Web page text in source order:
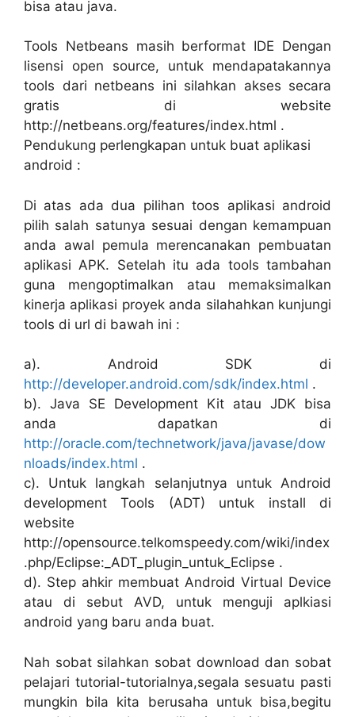
bisa atau java.
Tools Netbeans masih berformat IDE Dengan
lisensi open source, untuk mendapatakannya
tools dari netbeans ini silahkan akses secara
gratis di website
http://netbeans.org/features/index.html .
Pendukung perlengkapan untuk buat aplikasi
android :
Di atas ada dua pilihan toos aplikasi android
pilih salah satunya sesuai dengan kemampuan
anda awal pemula merencanakan pembuatan
aplikasi APK. Setelah itu ada tools tambahan
guna mengoptimalkan atau memaksimalkan
kinerja aplikasi proyek anda silahahkan kunjungi
tools di url di bawah ini :
a). Android SDK di
http://developer.android.com/sdk/index.html .
b). Java SE Development Kit atau JDK bisa
anda dapatkan di
http://oracle.com/technetwork/java/javase/dow
nloads/index.html .
c). Untuk langkah selanjutnya untuk Android
development Tools (ADT) untuk install di
website
http://opensource.telkomspeedy.com/wiki/index
.php/Eclipse:_ADT_plugin_untuk_Eclipse .
d). Step ahkir membuat Android Virtual Device
atau di sebut AVD, untuk menguji aplkiasi
android yang baru anda buat.
Nah sobat silahkan sobat download dan sobat
pelajari tutorial-tutorialnya,segala sesuatu pasti
mungkin bila kita berusaha untuk bisa,begitu